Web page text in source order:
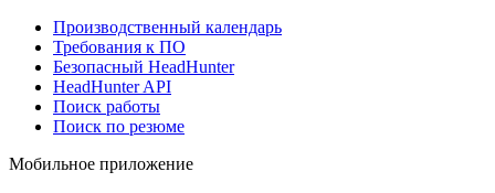
Производственный календарь
Требования к ПО
Безопасный HeadHunter
HeadHunter API
Поиск работы
Поиск по резюме
Мобильное приложение